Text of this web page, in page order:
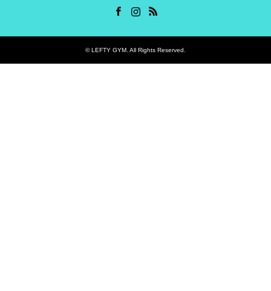
©LEFTY GYM . All Rights Reserved.